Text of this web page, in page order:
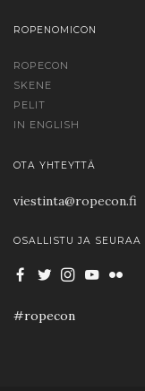
ROPENOMICON
ROPECON
SKENE
PELIT
IN ENGLISH
OTA YHTEYTTÄ
viestinta@ropecon.fi
OSALLISTU JA SEURAA
#ropecon